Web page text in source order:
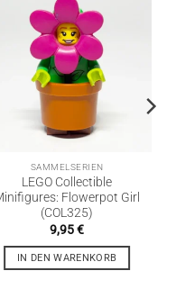
SAMMELSERIEN
LEGO Collectible
Flowerpot Girl
(COL325)
9,95€
IN DEN WARENKORB